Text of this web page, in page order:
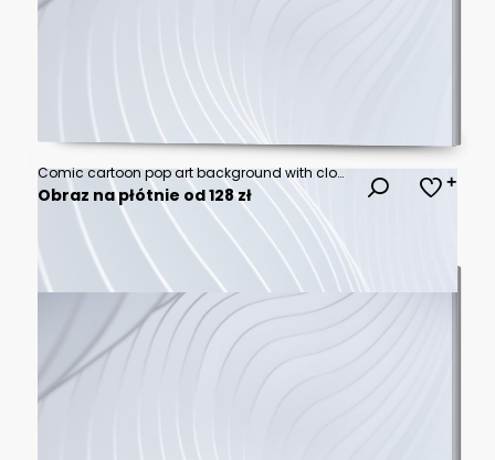
Comic cartoon pop art background with cloud
Obraz na płótnie od 128 zł